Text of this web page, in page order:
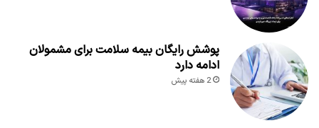
پوشش رایگان بیمه سلامت برای مشمولان
ادامه دارد
2 هفته پیش